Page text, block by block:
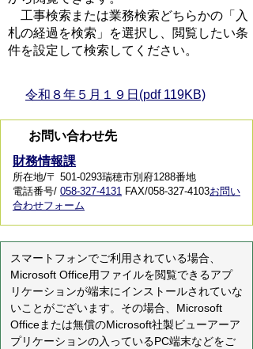
工事検索または業務検索どちらかの「入
札の経過を検索」を選択し、閲覧したい条
件を設定して検索してください。
令和８年５月１９日(pdf 119KB)
お問い合わせ先
財務情報課
所在地/〒 501-0293瑞穂市別府1288番地
電話番号/ 058-327-4131 FAX/058-327-4103お問い
合わせフォーム
スマートフォンでご利用されている場合、
Microsoft Office用ファイルを閲覧できるアプ
リケーションが端末にインストールされていな
いことがございます。その場合、Microsoft
Officeまたは無償のMicrosoft社製ビューアーア
プリケーションの入っているPC端末などをご